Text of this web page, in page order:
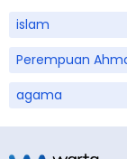
islam
Perempuan
agama